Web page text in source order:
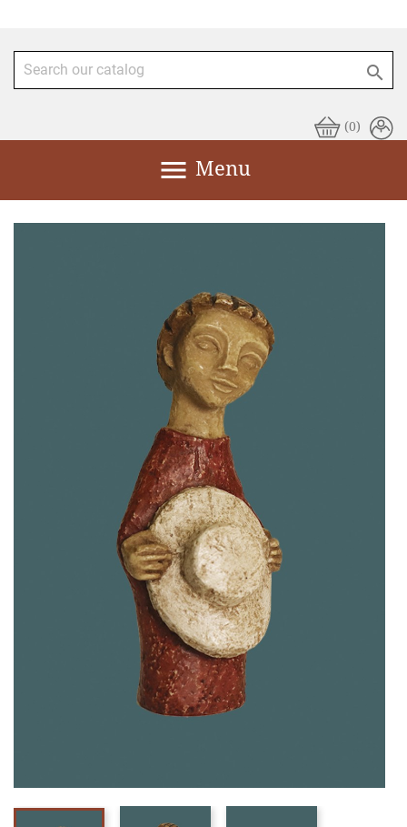

(0)
 Menu